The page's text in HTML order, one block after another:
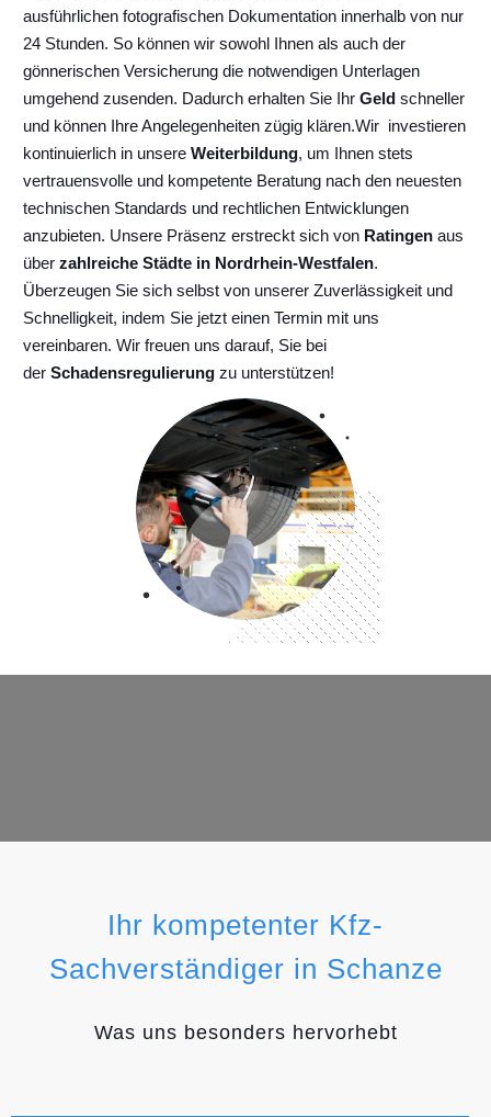
ausführlichen fotografischen Dokumentation innerhalb von nur
24 Stunden. So können wir sowohl Ihnen als auch der
gönnerischen Versicherung die notwendigen Unterlagen
umgehend zusenden. Dadurch erhalten Sie Ihr Geld schneller
und können Ihre Angelegenheiten zügig klären.Wir investieren
kontinuierlich in unsere Weiterbildung, um Ihnen stets
vertrauensvolle und kompetente Beratung nach den neuesten
technischen Standards und rechtlichen Entwicklungen
anzubieten. Unsere Präsenz erstreckt sich von Ratingen aus
über zahlreiche Städte in Nordrhein-Westfalen.
Überzeugen Sie sich selbst von unserer Zuverlässigkeit und
Schnelligkeit, indem Sie jetzt einen Termin mit uns
vereinbaren. Wir freuen uns darauf, Sie bei
der Schadensregulierung zu unterstützen!
Ihr kompetenter Kfz-
Sachverständiger in Schanze
Was uns besonders hervorhebt